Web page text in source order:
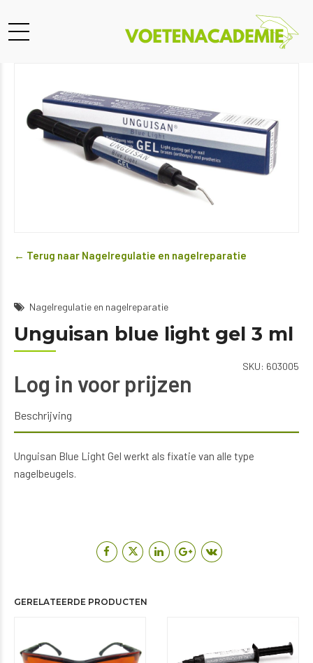
← Terug naar Nagelregulatie en nagelreparatie
Nagelregulatie en nagelreparatie
Unguisan blue light gel 3 ml
SKU: 603005
Log in voor prijzen
Beschrijving
Unguisan Blue Light Gel werkt als fixatie van alle type
nagelbeugels.